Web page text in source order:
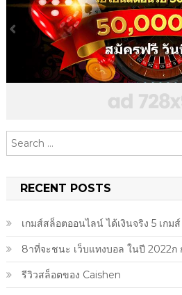
RECENT POSTS
เกมส์สล็อตออนไลน์ ได้เงินจริง 5 เก
8าที่จะชนะ เว็บแทงบอล ในปี 2022
รีวิวสล็อตของ Caishen